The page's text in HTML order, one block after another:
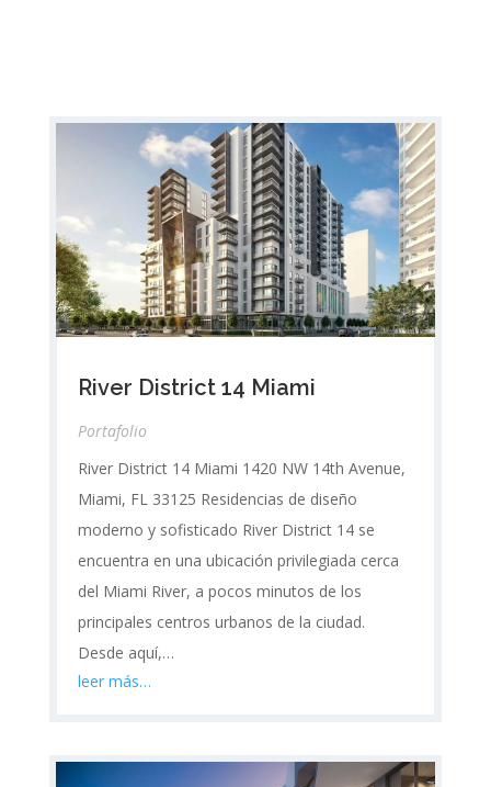
River District 14 Miami
Portafolio
River District 14 Miami 1420 NW 14th Avenue,
Miami, FL 33125 Residencias de diseño
moderno y sofisticado River District 14 se
encuentra en una ubicación privilegiada cerca
del Miami River, a pocos minutos de los
principales centros urbanos de la ciudad.
Desde aquí,…
leer más…